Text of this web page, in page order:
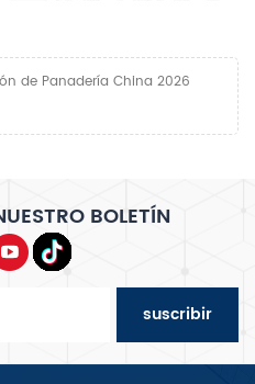
de Panadería China 2026
BOLETÍN
suscribir